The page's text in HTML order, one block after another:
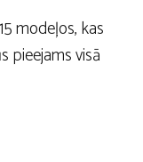
modeļos, kas
pieejams visā